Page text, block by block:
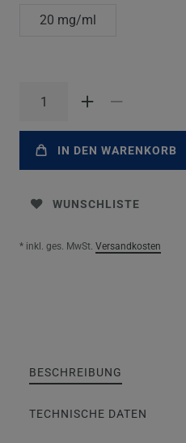
20 mg/ml
IN DEN WARENKORB
WUNSCHLISTE
* inkl. ges. MwSt. Versandkosten
BESCHREIBUNG
TECHNISCHE DATEN